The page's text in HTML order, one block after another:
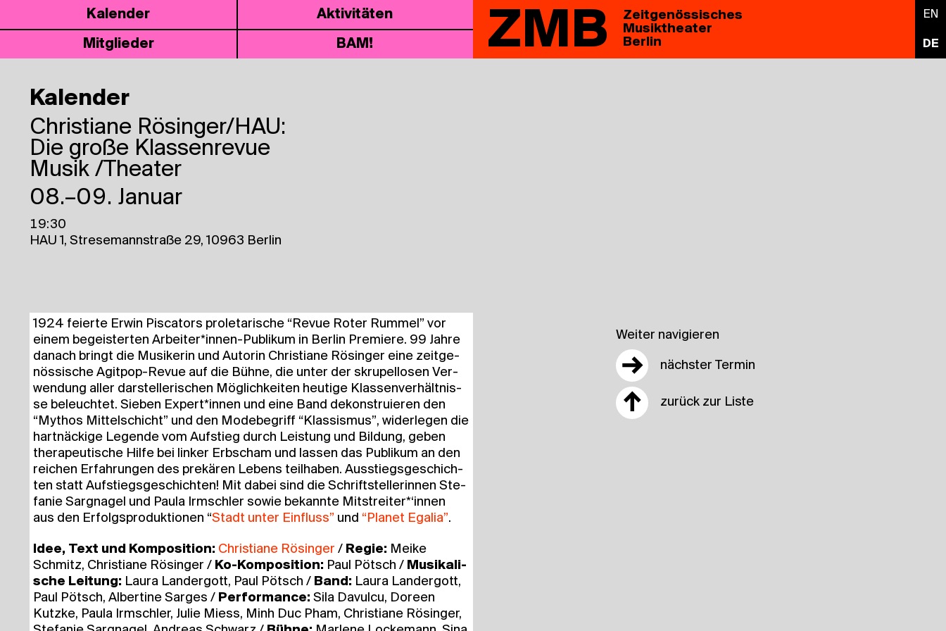
Kalen­der
Akti­vi­tä­ten
Mit­glie­der
BAM!
EN
DE
ZMB
Zeitgenössisches
Musiktheater
Berlin
Weiter navigieren
→ nächster Termin
↑ zurück zur Liste
Kalender
Christiane Rösinger/HAU:
Die gro­ße Klassenrevue
Musik /Theater
08.–09. Januar
19:30
HAU 1, Stresemannstraße 29, 10963 Berlin
1924 fei­er­te Erwin Pis­ca­tors pro­le­ta­ri­sche “Revue Roter Rum­mel” vor
einem begeis­ter­ten Arbeiter*innen-Publikum in Ber­lin Pre­mie­re. 99 Jah­re
danach bringt die Musi­ke­rin und Autorin Chris­tia­ne Rösin­ger eine zeit­ge­
nös­si­sche Agit­pop-Revue auf die Büh­ne, die unter der skru­pel­lo­sen Ver­
wen­dung aller dar­stel­le­ri­schen Mög­lich­kei­ten heu­ti­ge Klas­sen­ver­hält­nis­
se beleuch­tet. Sie­ben Expert*innen und eine Band dekon­stru­ie­ren den
“Mythos Mit­tel­schicht” und den Mode­be­griff “Klas­sis­mus”, wider­le­gen die
hart­nä­cki­ge Legen­de vom Auf­stieg durch Leis­tung und Bil­dung, geben
the­ra­peu­ti­sche Hil­fe bei lin­ker Erb­scham und las­sen das Publi­kum an den
rei­chen Erfah­run­gen des pre­kä­ren Lebens teil­ha­ben. Aus­stiegs­ge­schich­
ten statt Auf­stiegs­ge­schich­ten! Mit dabei sind die Schrift­stel­le­rin­nen Ste­
fa­nie Sarg­na­gel und Pau­la Irm­schler sowie bekann­te Mitstreiter*‘innen
aus den Erfolgs­pro­duk­tio­nen “Stadt unter Ein­fluss” und “Pla­net Ega­lia”.
Idee, Text und Kom­po­si­ti­on: Chris­tia­ne Rösin­ger / Regie: Mei­ke
Schmitz, Chris­tia­ne Rösin­ger / Ko-Kom­po­si­ti­on: Paul Pötsch / Musi­ka­li­
sche Lei­tung: Lau­ra Lan­der­gott, Paul Pötsch / Band: Lau­ra Lan­der­gott,
Paul Pötsch, Alber­ti­ne Sar­ges / Per­for­mance:Sila Davul­cu, Doreen
Kutz­ke, Pau­la Irm­schler, Julie Miess, Minh Duc Pham, Chris­tia­ne Rösin­ger,